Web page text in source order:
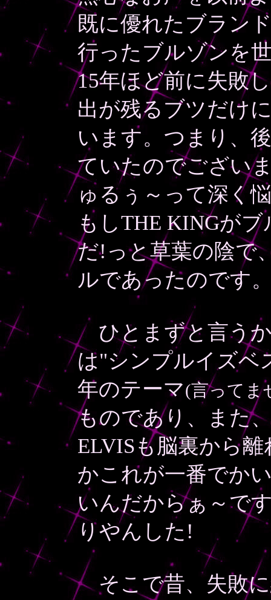
既に優れたブラン
行ったブルゾンを
15年ほど前に失敗
出が残るブツだけ
います。つまり、
ていたのでござい
ゅるぅ～って深く
もしTHE KINGが
だ!っと草葉の陰で
ルであったのです
ひとまずと言うか
は"シンプルイズベ
年のテーマ(言ってま
ものであり、また
ELVISも脳裏から
かこれが一番でか
いんだからぁ～で
りやんした!
そこで昔、失敗に